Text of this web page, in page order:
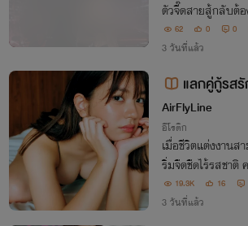
ตัวจี๊ดสายสู้กลับต้องม
นึ่งคือซาตานหนุ่มธ
คร 👡ส่วนอีกคนคือเซเลบสาวสวยพยศจัด
62 0 0
3 วันที่แล้ว
แลกคู่กู้รส
AirFlyLine
อีโรติก
เมื่อชีวิตแต่งงานส
ริ่มจืดชืดไร้รสชาติ
ลือกที่จะหาความตื่
ให้อภัย โดยไม่รู้เล
19.3K 16
3 วันที่แล้ว